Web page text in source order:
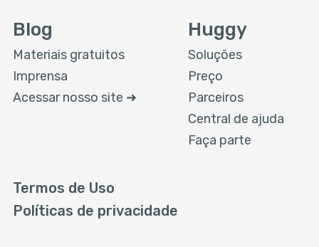
Blog
Materiais gratuitos
Imprensa
Acessar nosso site ➜
Huggy
Soluções
Preço
Parceiros
Central de ajuda
Faça parte
Termos de Uso
Políticas de privacidade